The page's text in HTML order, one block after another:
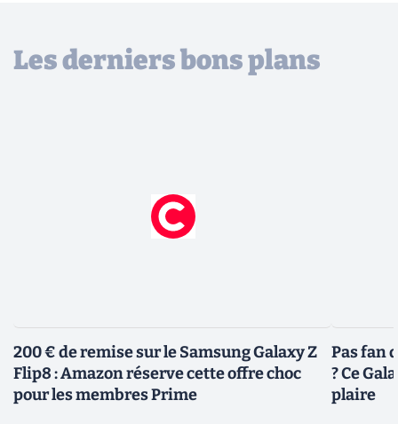
Les derniers bons plans
200 € de remise sur le Samsung Galaxy Z
Flip8 : Amazon réserve cette offre choc
pour les membres Prime
Pas fan
? Ce
plaire